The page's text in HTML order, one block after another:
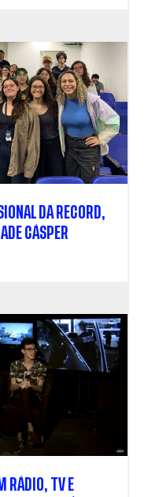
DA RECORD,
CÁSPER
RÁDIO, TV E